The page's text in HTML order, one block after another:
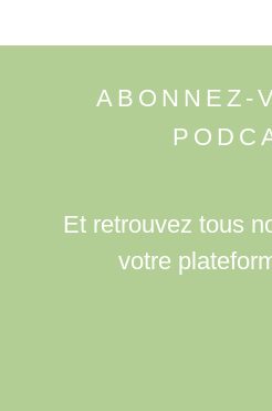
ABONNEZ-
Et retrouvez tous
votre